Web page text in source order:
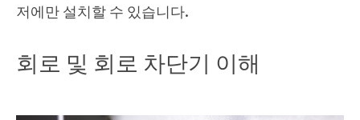
저에만 설치할 수 있습니다.
회로 및 회로 차단기 이해